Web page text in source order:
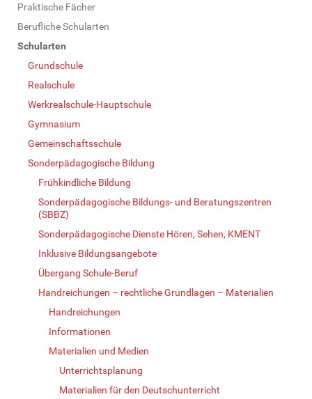
Praktische Fächer
Berufliche Schularten
Schularten
Grundschule
Realschule
Werkrealschule-Hauptschule
Gymnasium
Gemeinschaftsschule
Sonderpädagogische Bildung
Frühkindliche Bildung
Sonderpädagogische Bildungs- und Beratungszentren
(SBBZ)
Sonderpädagogische Dienste Hören, Sehen, KMENT
Inklusive Bildungsangebote
Übergang Schule-Beruf
Handreichungen – rechtliche Grundlagen – Materialien
Handreichungen
Informationen
Materialien und Medien
Unterrichtsplanung
Materialien für den Deutschunterricht